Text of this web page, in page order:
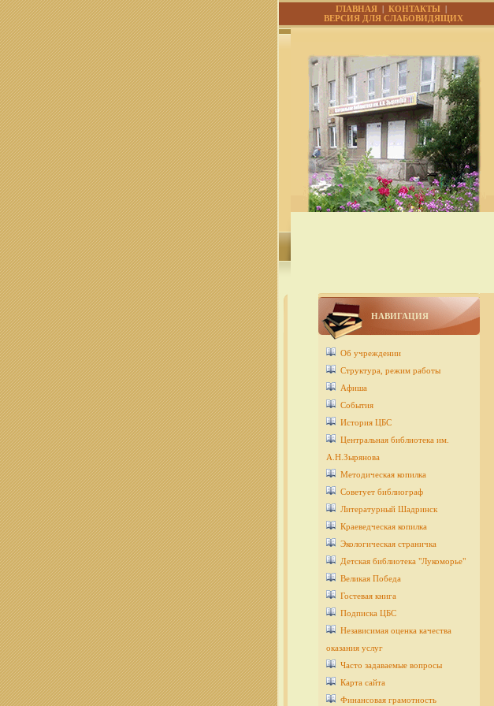
ГЛАВНАЯ| КОНТАКТЫ |
ВЕРСИЯ ДЛЯ СЛАБОВИДЯЩИХ
НАВИГАЦИЯ
Об учреждении
Структура, режим работы
Афиша
События
История ЦБС
Центральная библиотека им.
А.Н.Зырянова
Методическая копилка
Советует библиограф
Литературный Шадринск
Краеведческая копилка
Экологическая страничка
Детcкая библиотека "Лукоморье"
Великая Победа
Гостевая книга
Подписка ЦБС
Независимая оценка качества
оказания услуг
Часто задаваемые вопросы
Карта сайта
Финансовая грамотность